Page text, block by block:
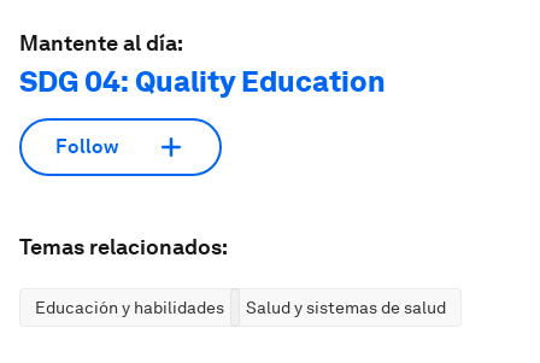
Mantente al día:
SDG 04: Quality Education
Follow
Temas relacionados:
Educación y habilidades Salud y sistemas de salud